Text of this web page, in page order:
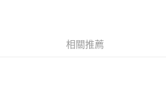
你分期」之契約關係目的，商店將以您的個人
先享後付 」之結帳頁面顯示為準，若有關於
含以上)免運費
相關推薦